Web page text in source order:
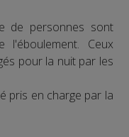
de personnes sont
Ceux
pour la nuit par les
pris en charge par la